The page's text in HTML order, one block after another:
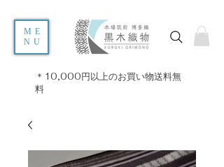
ME
NU
＊10,000円以上のお買い物送料無
料